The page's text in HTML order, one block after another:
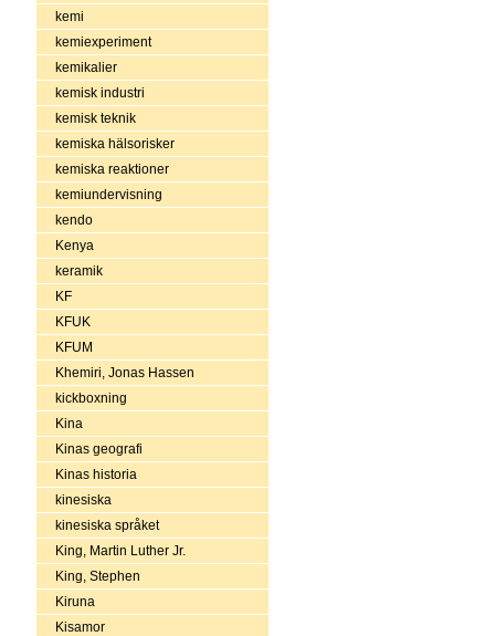
kemi
kemiexperiment
kemikalier
kemisk industri
kemisk teknik
kemiska hälsorisker
kemiska reaktioner
kemiundervisning
kendo
Kenya
keramik
KF
KFUK
KFUM
Khemiri, Jonas Hassen
kickboxning
Kina
Kinas geografi
Kinas historia
kinesiska
kinesiska språket
King, Martin Luther Jr.
King, Stephen
Kiruna
Kisamor